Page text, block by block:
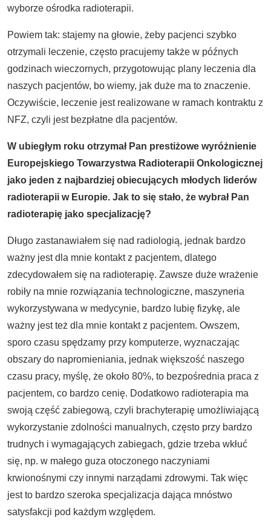
wyborze ośrodka radioterapii.
Powiem tak: stajemy na głowie, żeby pacjenci szybko
otrzymali leczenie, często pracujemy także w późnych
godzinach wieczornych, przygotowując plany leczenia dla
naszych pacjentów, bo wiemy, jak duże ma to znaczenie.
Oczywiście, leczenie jest realizowane w ramach kontraktu z
NFZ, czyli jest bezpłatne dla pacjentów.
W ubiegłym roku otrzymał Pan prestiżowe wyróżnienie
Europejskiego Towarzystwa Radioterapii Onkologicznej
jako jeden z najbardziej obiecujących młodych liderów
radioterapii w Europie. Jak to się stało, że wybrał Pan
radioterapię jako specjalizację?
Długo zastanawiałem się nad radiologią, jednak bardzo
ważny jest dla mnie kontakt z pacjentem, dlatego
zdecydowałem się na radioterapię. Zawsze duże wrażenie
robiły na mnie rozwiązania technologiczne, maszyneria
wykorzystywana w medycynie, bardzo lubię fizykę, ale
ważny jest też dla mnie kontakt z pacjentem. Owszem,
sporo czasu spędzamy przy komputerze, wyznaczając
obszary do napromieniania, jednak większość naszego
czasu pracy, myślę, że około 80%, to bezpośrednia praca z
pacjentem, co bardzo cenię. Dodatkowo radioterapia ma
swoją część zabiegową, czyli brachyterapię umożliwiającą
wykorzystanie zdolności manualnych, często przy bardzo
trudnych i wymagających zabiegach, gdzie trzeba wkłuć
się, np. w małego guza otoczonego naczyniami
krwionośnymi czy innymi narządami zdrowymi. Tak więc
jest to bardzo szeroka specjalizacja dająca mnóstwo
satysfakcji pod każdym względem.